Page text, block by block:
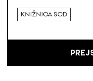
KNIŽNICA SCD